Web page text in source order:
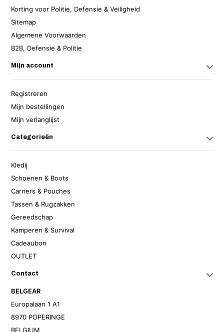
Korting voor Politie, Defensie & Veiligheid
Sitemap
Algemene Voorwaarden
B2B, Defensie & Politie
Mijn account
Registreren
Mijn bestellingen
Mijn verlanglijst
Categorieën
Kledij
Schoenen & Boots
Carriers & Pouches
Tassen & Rugzakken
Gereedschap
Kamperen & Survival
Cadeaubon
OUTLET
Contact
BELGEAR
Europalaan 1 A1
8970 POPERINGE
BELGIUM